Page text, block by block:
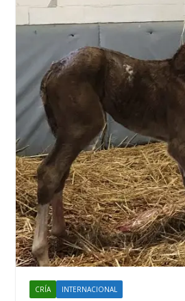
CRÍA INTERNACIONAL